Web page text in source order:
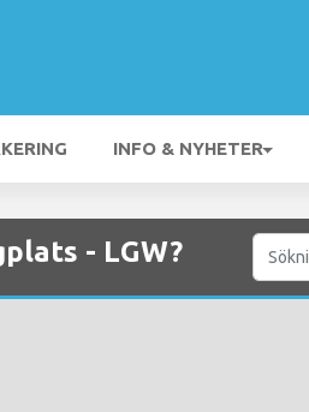
INFO & NYHETER
- LGW?